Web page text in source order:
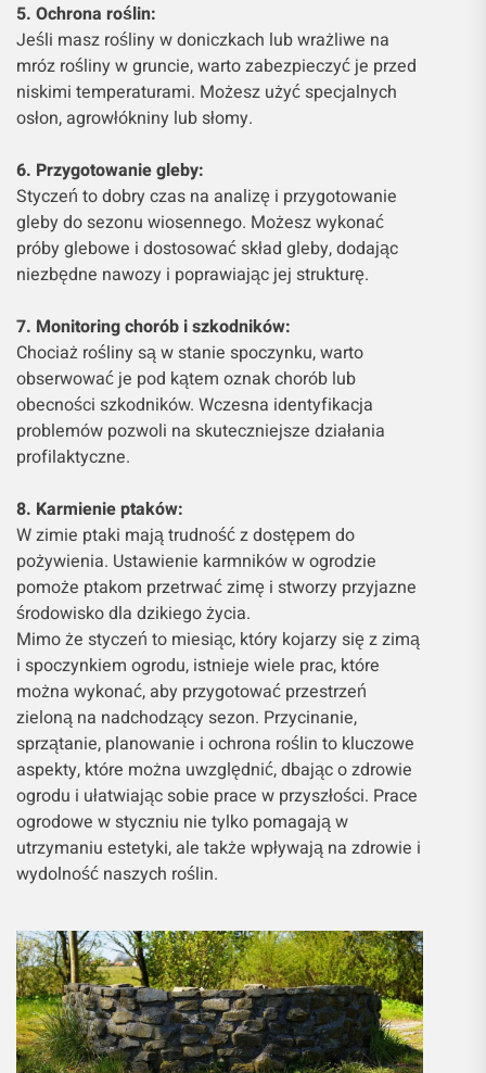
5. Ochrona roślin:
Jeśli masz rośliny w doniczkach lub wrażliwe na
mróz rośliny w gruncie, warto zabezpieczyć je przed
niskimi temperaturami. Możesz użyć specjalnych
osłon, agrowłókniny lub słomy.
6. Przygotowanie gleby:
Styczeń to dobry czas na analizę i przygotowanie
gleby do sezonu wiosennego. Możesz wykonać
próby glebowe i dostosować skład gleby, dodając
niezbędne nawozy i poprawiając jej strukturę.
7. Monitoring chorób i szkodników:
Chociaż rośliny są w stanie spoczynku, warto
obserwować je pod kątem oznak chorób lub
obecności szkodników. Wczesna identyfikacja
problemów pozwoli na skuteczniejsze działania
profilaktyczne.
8. Karmienie ptaków:
W zimie ptaki mają trudność z dostępem do
pożywienia. Ustawienie karmników w ogrodzie
pomoże ptakom przetrwać zimę i stworzy przyjazne
środowisko dla dzikiego życia.
Mimo że styczeń to miesiąc, który kojarzy się z zimą
i spoczynkiem ogrodu, istnieje wiele prac, które
można wykonać, aby przygotować przestrzeń
zieloną na nadchodzący sezon. Przycinanie,
sprzątanie, planowanie i ochrona roślin to kluczowe
aspekty, które można uwzględnić, dbając o zdrowie
ogrodu i ułatwiając sobie prace w przyszłości. Prace
ogrodowe w styczniu nie tylko pomagają w
utrzymaniu estetyki, ale także wpływają na zdrowie i
wydolność naszych roślin.